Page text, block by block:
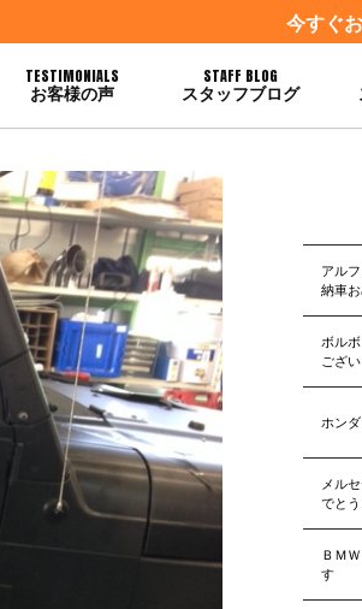
今すぐ
TESTIMONIALS
お客様の声
STAFF BLOG
スタッフブログ
アル
納車
ボル
ござい
ホン
メル
でと
ＢＭ
す